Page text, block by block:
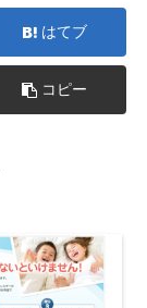
はてブ
コピー